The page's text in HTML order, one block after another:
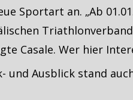
Sportart an. „Ab
Casale. Wer hier
und Ausblick stand